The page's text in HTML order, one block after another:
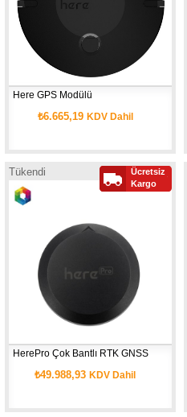
Here GPS Modülü
₺6.665,19 KDV Dahil
Tükendi
HerePro Çok Bantlı RTK GNSS
₺49.988,93KDV Dahil
Ücretsiz
Kargo